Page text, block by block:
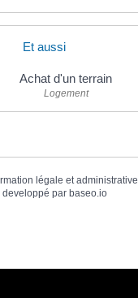
Et aussi
Achat d'un terrain
Logement
légale et administrative
par baseo.io